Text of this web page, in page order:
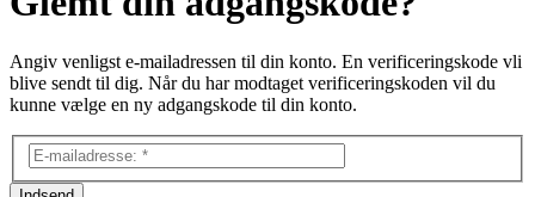
Angiv venligst e-mailadressen til din konto. En verificeringskode vli
blive sendt til dig. Når du har modtaget verificeringskoden vil du
kunne vælge en ny adgangskode til din konto.